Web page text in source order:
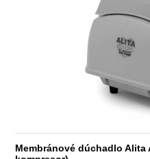
Membránové dúchadlo Alita